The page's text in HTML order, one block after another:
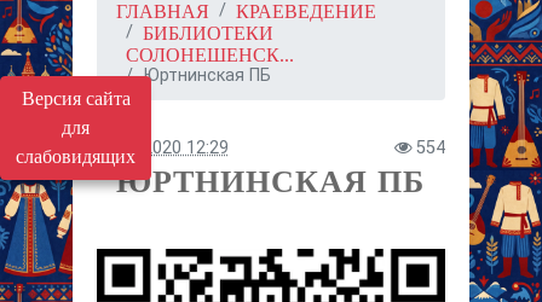
Версия сайта
для
слабовидящих
ГЛАВНАЯ
КРАЕВЕДЕНИЕ
БИБЛИОТЕКИ
СОЛОНЕШЕНСК...
Юртнинская ПБ
07.12.2020 12:29 554
ЮРТНИНСКАЯ ПБ